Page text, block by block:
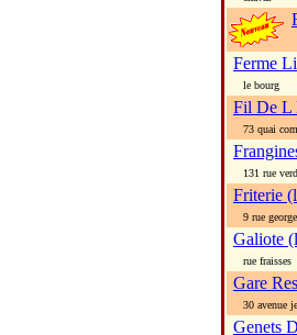
Ferme
le bourg
Fil De L
73 quai
131 rue
Friterie
9 rue
Galiote
rue fraisses
Gare
30 avenue
Genets